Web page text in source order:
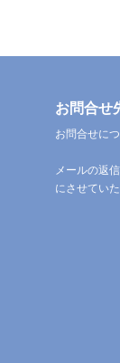
お問合せ
お問合せに
メールの返
にさせてい